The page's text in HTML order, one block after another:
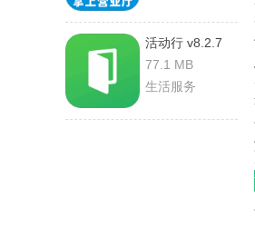
活动行 v8.2.7
安卓版
77.1 MB
生活服务